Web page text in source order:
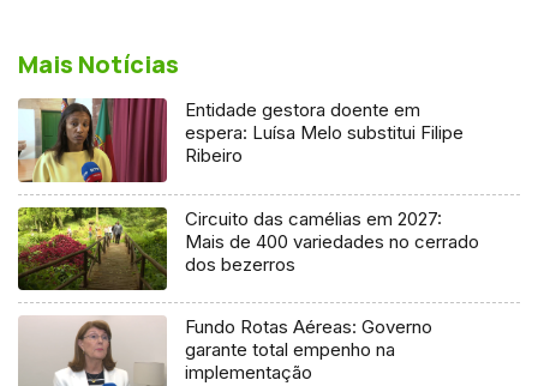
Mais Notícias
Entidade gestora doente em
espera: Luísa Melo substitui Filipe
Ribeiro
Circuito das camélias em 2027:
Mais de 400 variedades no cerrado
dos bezerros
Fundo Rotas Aéreas: Governo
garante total empenho na
implementação